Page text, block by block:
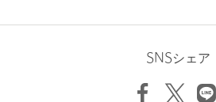
上質感とエッジの利いたモード感のある
SNSシェア